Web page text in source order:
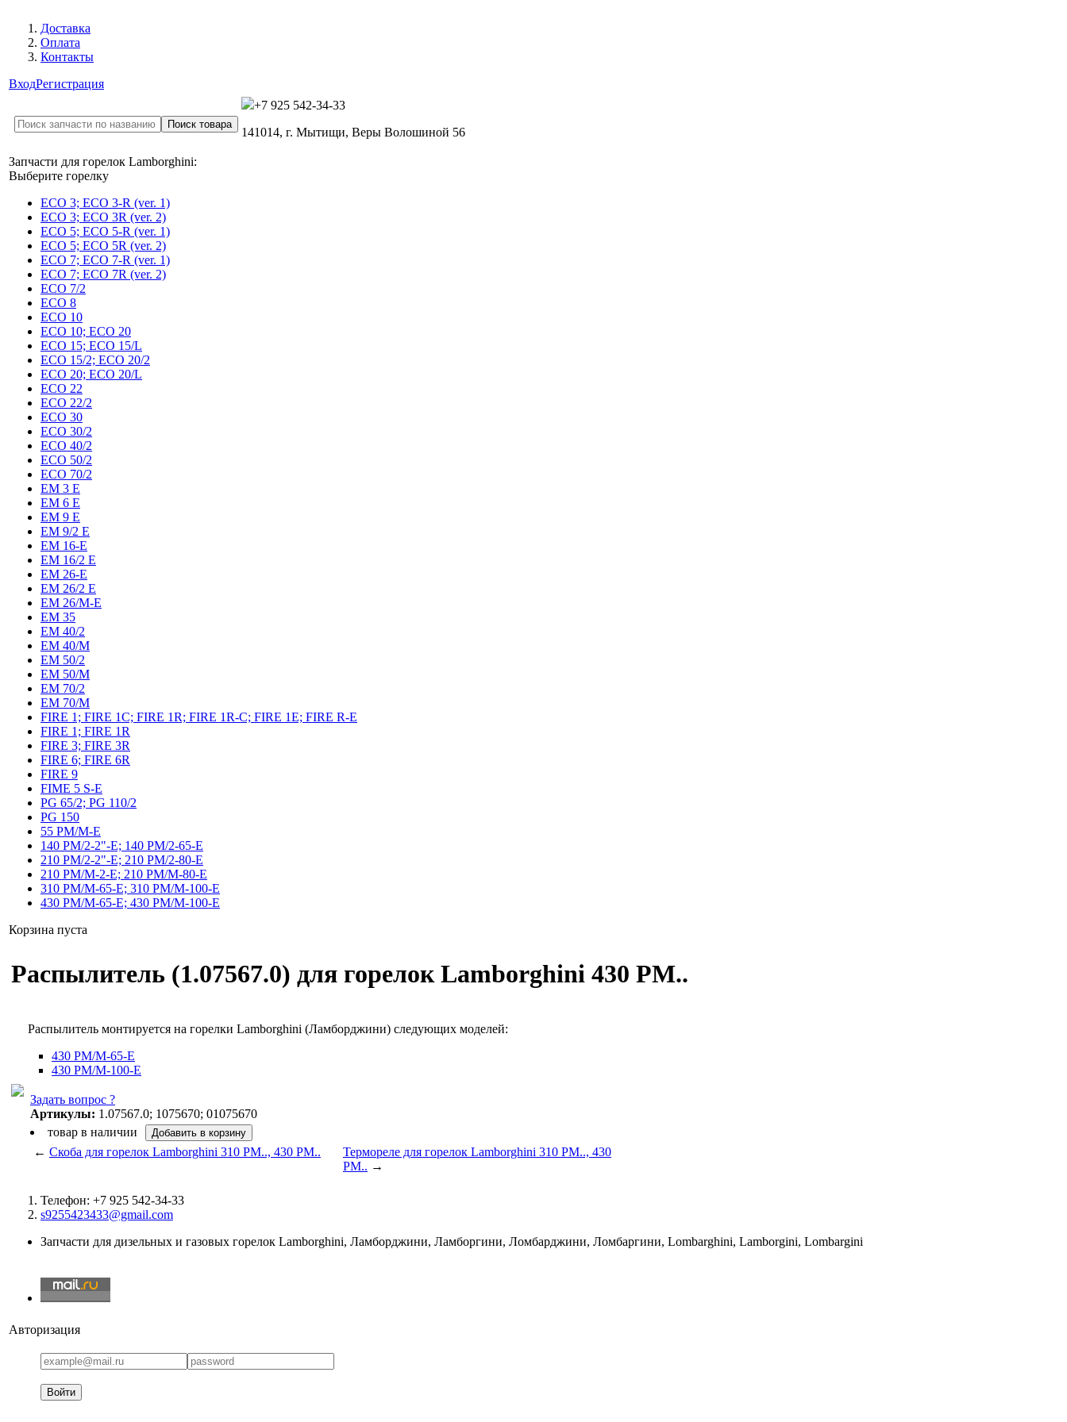
Доставка
Оплата
Контакты
ВходРегистрация
+7 925 542-34-33
141014, г. Мытищи, Веры Волошиной 56
Запчасти для горелок Lamborghini:
Выберите горелку
ECO 3; ECO 3-R (ver. 1)
ECO 3; ECO 3R (ver. 2)
ECO 5; ECO 5-R (ver. 1)
ECO 5; ECO 5R (ver. 2)
ECO 7; ECO 7-R (ver. 1)
ECO 7; ECO 7R (ver. 2)
ECO 7/2
ECO 8
ECO 10
ECO 10; ECO 20
ECO 15; ECO 15/L
ECO 15/2; ECO 20/2
ECO 20; ECO 20/L
ECO 22
ECO 22/2
ECO 30
ECO 30/2
ECO 40/2
ECO 50/2
ECO 70/2
EM 3 E
EM 6 E
EM 9 E
EM 9/2 E
EM 16-E
EM 16/2 E
EM 26-E
EM 26/2 E
EM 26/M-E
EM 35
EM 40/2
EM 40/M
EM 50/2
EM 50/M
EM 70/2
EM 70/M
FIRE 1; FIRE 1C; FIRE 1R; FIRE 1R-C; FIRE 1E; FIRE R-E
FIRE 1; FIRE 1R
FIRE 3; FIRE 3R
FIRE 6; FIRE 6R
FIRE 9
FIME 5 S-E
PG 65/2; PG 110/2
PG 150
55 PM/M-E
140 PM/2-2"-E; 140 PM/2-65-E
210 PM/2-2"-E; 210 PM/2-80-E
210 PM/M-2-E; 210 PM/M-80-E
310 PM/M-65-E; 310 PM/M-100-E
430 PM/M-65-E; 430 PM/M-100-E
Корзина пуста
Распылитель (1.07567.0) для горелок Lamborghini 430 PM..
Распылитель монтируется на горелки Lamborghini (Ламборджини) следующих моделей:
430 PM/M-65-E
430 PM/M-100-E
Задать вопрос ?
Артикулы: 1.07567.0; 1075670; 01075670
товар в наличии
← Скоба для горелок Lamborghini 310 PM.., 430 PM..
Термореле для горелок Lamborghini 310 PM.., 430
PM.. →
Телефон: +7 925 542-34-33
s9255423433@gmail.com
Запчасти для дизельных и газовых горелок Lamborghini, Ламборджини, Ламборгини, Ломбарджини, Ломбаргини, Lombarghini, Lamborgini, Lombargini
Авторизация